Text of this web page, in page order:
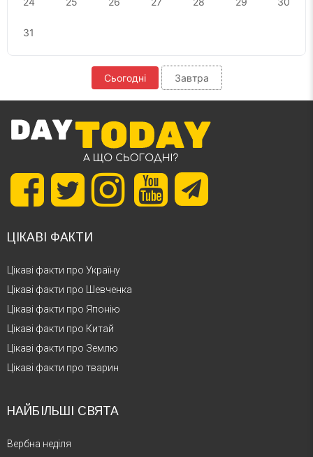
31
Сьогодні Завтра
ЦІКАВІ ФАКТИ
Цікаві факти про Україну
Цікаві факти про Шевченка
Цікаві факти про Японію
Цікаві факти про Китай
Цікаві факти про Землю
Цікаві факти про тварин
НАЙБІЛЬШІ СВЯТА
Вербна неділя